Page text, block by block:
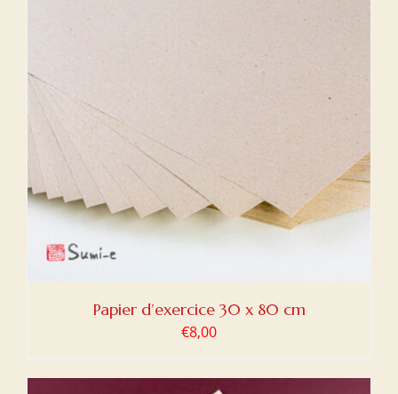
Papier d’exercice 30 x 80 cm
€8,00